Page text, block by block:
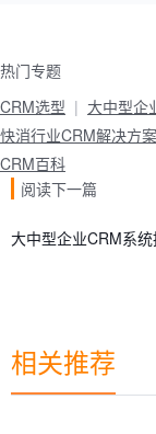
热门专题
CRM选型
大中型企
快消行业CRM解决方案
CRM百科
阅读下一篇
大中型企业CRM系
相关推荐